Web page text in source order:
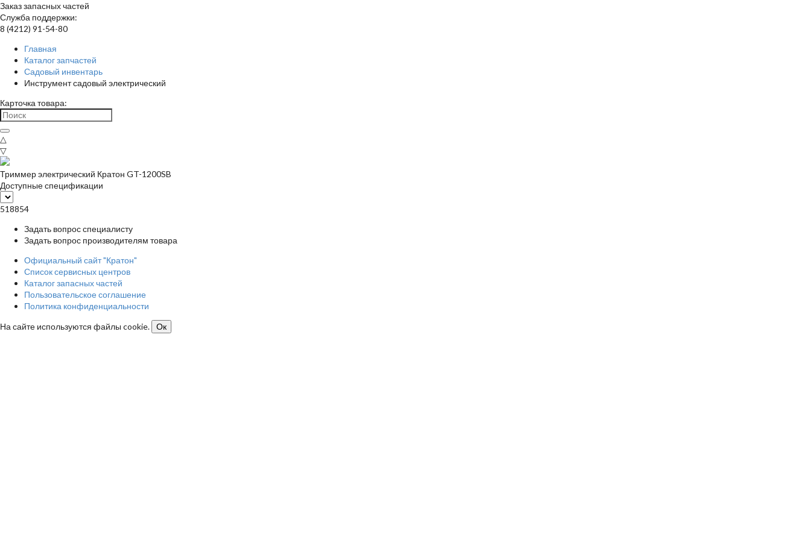
Заказ запасных частей
Служба поддержки:
8 (4212) 91-54-80
Главная
Каталог запчастей
Садовый инвентарь
Инструмент садовый электрический
Карточка товара:
△
▽
Триммер электрический Кратон GT-1200SB
Доступные спецификации
518854
Задать вопрос специалисту
Задать вопрос производителям товара
Официальный сайт "Кратон"
Список сервисных центров
Каталог запасных частей
Пользовательское соглашение
Политика конфиденциальности
На сайте используются файлы cookie.
Ок